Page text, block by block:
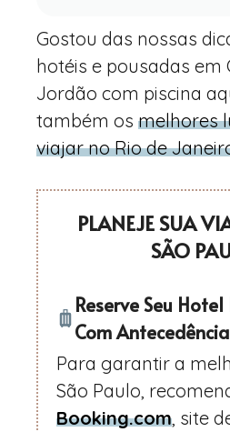
Gostou das nossas
hotéis e pousadas em
Jordão com piscina
também os melhores
viajar no Rio de
PLANEJE SUA
SÃO
Reserve Seu Hotel
Com Antecedência
Para garantir a
São Paulo,
Booking.com , site